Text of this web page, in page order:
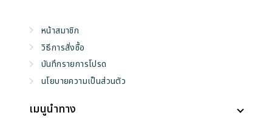
หน้าสมาชิก
วิธีการสั่งซื้อ
บันทึกรายการโปรด
นโยบายความเป็นส่วนตัว
เมนูนำทาง